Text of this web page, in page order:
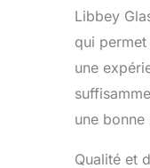
Libbey
qui
une
une bonne
Qualité et